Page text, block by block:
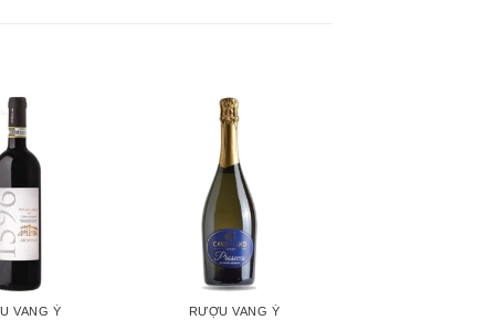
tiếng là điểm đến không thể bỏ lỡ khi
nhất nước Ý. Những điểm nổi bật
hơn 64.000 ha. Vùng này cũng có nền
có khí hậu ôn đới, với những ngọn
sự cân bằng về lượng đường, nồng độ
vẫn là giống nho đặc trưng và chủ lực
VANG Ý RƯỢU VANG Ý